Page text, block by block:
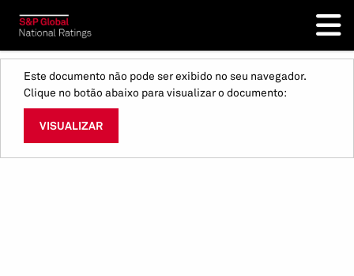
Este documento não pode ser exibido no seu navegador.
Clique no botão abaixo para visualizar o documento:
VISUALIZAR